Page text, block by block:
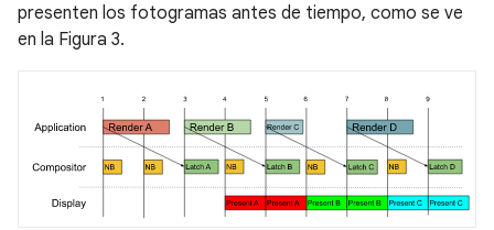
presenten los fotogramas antes de tiempo, como se ve
en la Figura 3.